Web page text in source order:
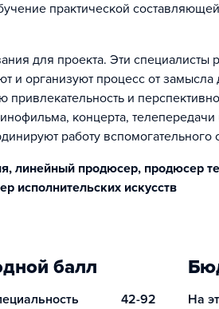
практической
для проекта. Эти специалисты
и организуют процесс от
и
концерта,
работу вспомогательного
линейный продюсер, продюсер
исполнительских искусств
балл
42-92 На